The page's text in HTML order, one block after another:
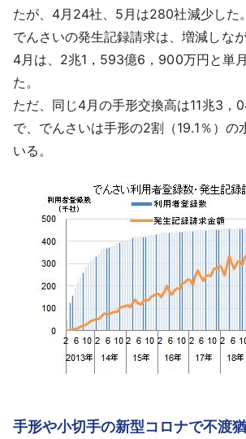
たが、4月24社、5月は280社減少した。
でんさいの発生記録請求は、増減しな
4月は、2兆1，593億6，900万円と単
た。
ただ、同じ4月の手形交換高は11兆3，
で、でんさいは手形の2割（19.1％）の
いる。
手形や小切手の新型コロナで不渡